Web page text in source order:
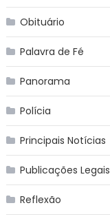
Obituário
Palavra de Fé
Panorama
Polícia
Principais Notícias
Publicações Legais
Reflexão